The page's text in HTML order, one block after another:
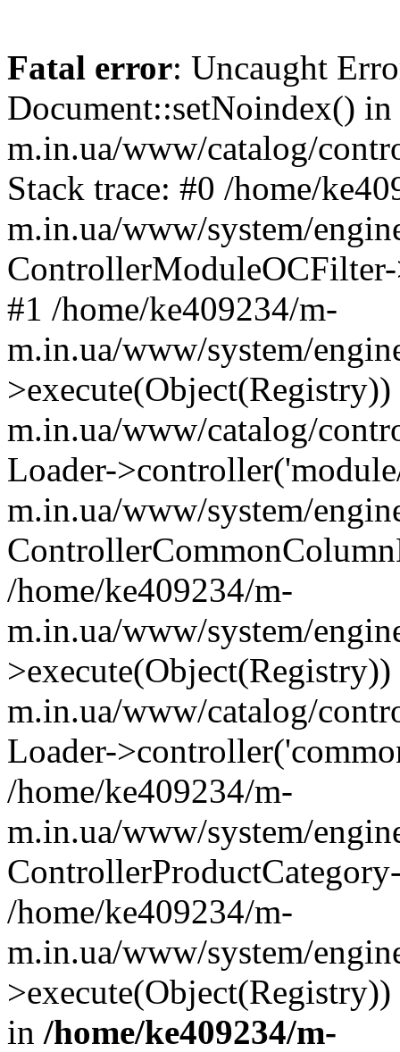
Fatal error: Uncaught
Document::setNoindex()
m.in.ua/www/catalog/
Stack trace: #0 /home/
m.in.ua/www/system/
#1 /home/ke409234/m-
m.in.ua/www/system/
m.in.ua/www/catalog/
Loader-
m.in.ua/www/system/
/home/ke409234/m-
m.in.ua/www/system/
m.in.ua/www/catalog/
Loader-
/home/ke409234/m-
m.in.ua/www/system/
/home/ke409234/m-
m.in.ua/www/system/
in /home/ke409234/m-